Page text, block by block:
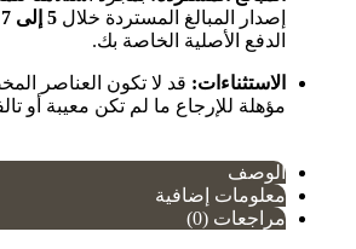
إصدار المبالغ المستردة خلال 5 إلى 7 أيام
الدفع الأصلية الخاصة بك.
الاستثناءات: قد لا تكون العناصر
مؤهلة للإرجاع ما لم تكن معيبة أو
الوصف
معلومات إضافية
مراجعات (0)